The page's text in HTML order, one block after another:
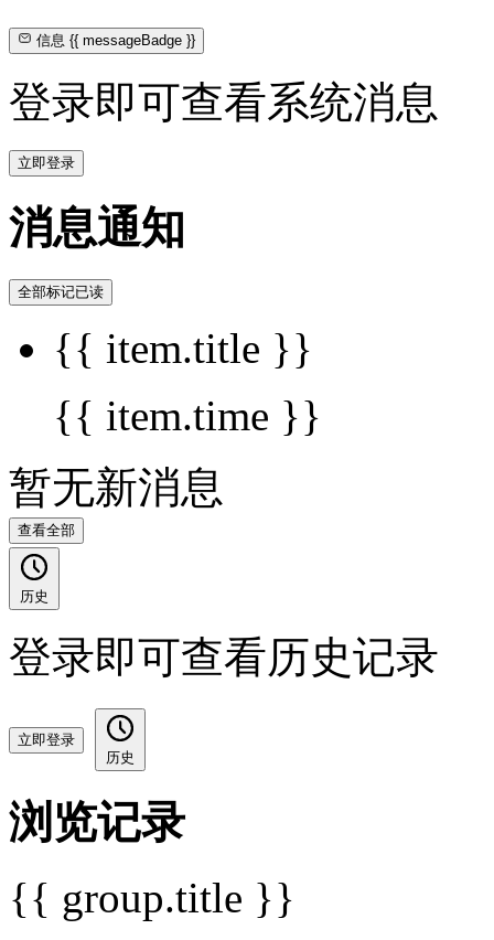
信息{{ messageBadge }}
登录即可查看系统消息
立即登录
消息通知
全部标记已读
{{ item.title }}
{{ item.time }}
暂无新消息
查看全部
历史
登录即可查看历史记录
立即登录
历史
浏览记录
{{ group.title }}